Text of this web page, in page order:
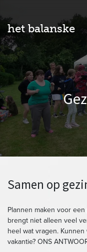
het balanske
Samen op
Plannen maken voor
brengt niet alleen veel
heel wat vragen.
vakantie? ONS